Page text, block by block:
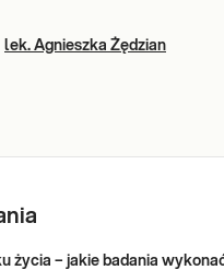
lek. Agnieszka Żędzian
życia – jakie badania